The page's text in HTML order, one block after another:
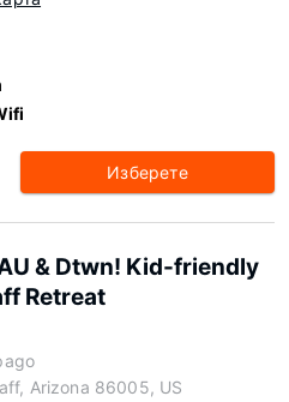
Изберете
& Dtwn! Kid-friendly
Retreat
Arizona 86005, US